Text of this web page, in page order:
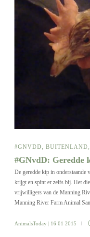
#GNVDD BUITENLAND
#GNvdD: Geredde
De geredde kip in onderstaande
krijgt en spint er zelfs bij. Het
vrijwilligers van de Manning
Manning River Farm Animal
AnimalsToday | 16 01 2015